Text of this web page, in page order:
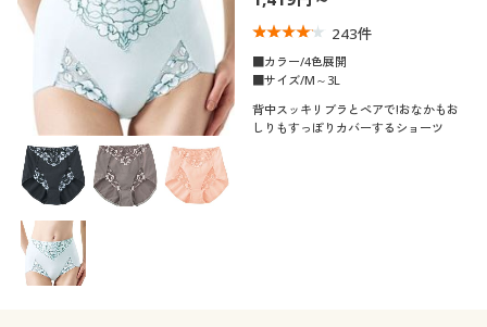
243件
■カラー/4色展開
■サイズ/M～3L
背中スッキリブラとペアで!おなかもお
しりもすっぽりカバーするショーツ